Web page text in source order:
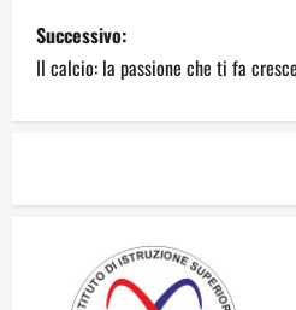
Successivo:
Il calcio: la passione che ti fa
2
hanno